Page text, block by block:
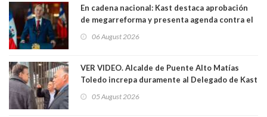
En cadena nacional: Kast destaca aprobación
de megarreforma y presenta agenda contra el
06 August 2026
VER VIDEO. Alcalde de Puente Alto Matías
Toledo increpa duramente al Delegado de Kast
delegado nuevamente arrancando"
05 August 2026